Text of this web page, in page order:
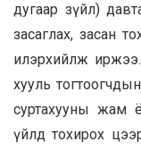
дугаар зүйл)
засаглах, засан
илэрхийлж иржээ.
хууль
суртахууны жам
үйлд тохирох